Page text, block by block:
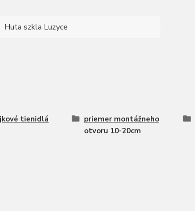
Huta szkla Luzyce
tienidlá
priemer montážneho
otvoru 10-20cm